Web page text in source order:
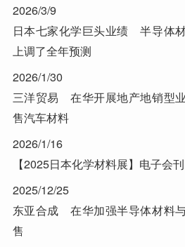
2026/3/9
日本七家化学巨头业绩 半导体
上调了全年预测
2026/1/30
三洋贸易 在华开展地产地销型
售汽车材料
2026/1/16
【2025日本化学材料展】电子会刊
2025/12/25
东亚合成 在华加强半导体材料
售